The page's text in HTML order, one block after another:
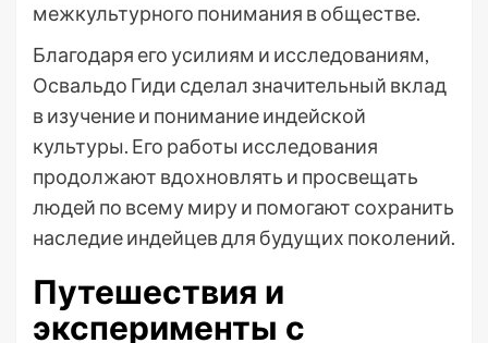
межкультурного понимания в обществе.
Благодаря его усилиям и исследованиям,
Освальдо Гиди сделал значительный вклад
в изучение и понимание индейской
культуры. Его работы исследования
продолжают вдохновлять и просвещать
людей по всему миру и помогают сохранить
наследие индейцев для будущих поколений.
Путешествия и
эксперименты с